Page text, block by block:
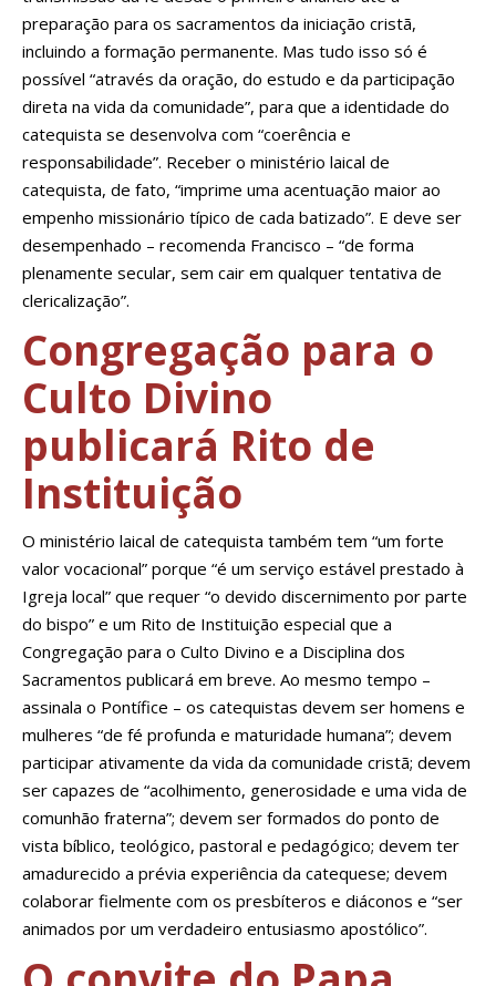
preparação para os sacramentos da iniciação cristã,
incluindo a formação permanente. Mas tudo isso só é
possível “através da oração, do estudo e da participação
direta na vida da comunidade”, para que a identidade do
catequista se desenvolva com “coerência e
responsabilidade”. Receber o ministério laical de
catequista, de fato, “imprime uma acentuação maior ao
empenho missionário típico de cada batizado”. E deve ser
desempenhado – recomenda Francisco – “de forma
plenamente secular, sem cair em qualquer tentativa de
clericalização”.
Congregação para o
Culto Divino
publicará Rito de
Instituição
O ministério laical de catequista também tem “um forte
valor vocacional” porque “é um serviço estável prestado à
Igreja local” que requer “o devido discernimento por parte
do bispo” e um Rito de Instituição especial que a
Congregação para o Culto Divino e a Disciplina dos
Sacramentos publicará em breve. Ao mesmo tempo –
assinala o Pontífice – os catequistas devem ser homens e
mulheres “de fé profunda e maturidade humana”; devem
participar ativamente da vida da comunidade cristã; devem
ser capazes de “acolhimento, generosidade e uma vida de
comunhão fraterna”; devem ser formados do ponto de
vista bíblico, teológico, pastoral e pedagógico; devem ter
amadurecido a prévia experiência da catequese; devem
colaborar fielmente com os presbíteros e diáconos e “ser
animados por um verdadeiro entusiasmo apostólico”.